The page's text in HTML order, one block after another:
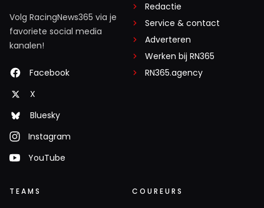
Volg RacingNews365 via je
favoriete social media
kanalen!
Facebook
X
Bluesky
Instagram
YouTube
Redactie
Service & contact
Adverteren
Werken bij RN365
RN365.agency
TEAMS COUREURS